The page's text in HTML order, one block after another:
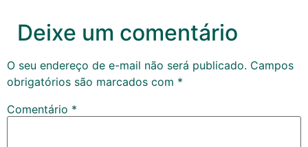
Deixe um comentário
O seu endereço de e-mail não será publicado. Campos
obrigatórios são marcados com *
Comentário *